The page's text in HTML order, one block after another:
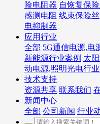
险电阻器 自恢复保
感测电阻 线束保险
电抑制器
应用行业
全部 5G通信电源,电
新能源行业案例 太
动电源,照明光电行业
技术支持
资源共享 联系我们
新闻中心
全部 公司新闻 行业